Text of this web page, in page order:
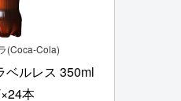
(Coca-Cola)
ベルレス 350ml
本